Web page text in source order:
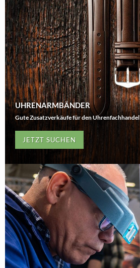
UHRENARMBÄNDER
Gute Zusatzverkäufe für den Uhrenfachhandel
JETZT SUCHEN